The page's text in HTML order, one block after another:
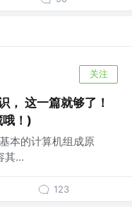
关注
， 这一篇就够了！
哦！)
本的计算机组成原
其...
123